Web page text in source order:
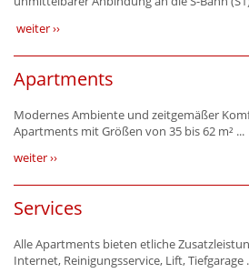
weiter ››
Apartments
Modernes Ambiente und zeitgemäßer
Apartments mit Größen von 35 bis 62 m² ...
weiter ››
Services
Alle Apartments bieten etliche
Internet, Reinigungsservice, Lift, Tiefgarage